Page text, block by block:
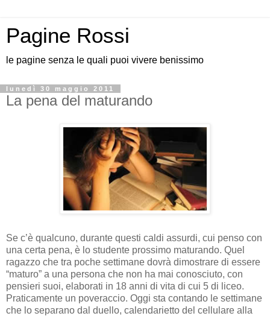
Pagine Rossi
le pagine senza le quali puoi vivere benissimo
lunedì 30 maggio 2011
La pena del maturando
Se c’è qualcuno, durante questi caldi assurdi, cui penso con
una certa pena, è lo studente prossimo maturando. Quel
ragazzo che tra poche settimane dovrà dimostrare di essere
“maturo” a una persona che non ha mai conosciuto, con
pensieri suoi, elaborati in 18 anni di vita di cui 5 di liceo.
Praticamente un poveraccio. Oggi sta contando le settimane
che lo separano dal duello, calendarietto del cellulare alla